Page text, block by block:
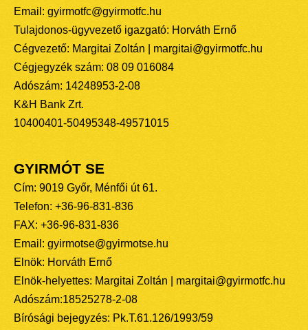
Email: gyirmotfc@gyirmotfc.hu
Tulajdonos-ügyvezető igazgató: Horváth Ernő
Cégvezető: Margitai Zoltán | margitai@gyirmotfc.hu
Cégjegyzék szám: 08 09 016084
Adószám: 14248953-2-08
K&H Bank Zrt.
10400401-50495348-49571015
GYIRMÓT SE
Cím: 9019 Győr, Ménfői út 61.
Telefon: +36-96-831-836
FAX: +36-96-831-836
Email: gyirmotse@gyirmotse.hu
Elnök: Horváth Ernő
Elnök-helyettes: Margitai Zoltán | margitai@gyirmotfc.hu
Adószám:18525278-2-08
Bírósági bejegyzés: Pk.T.61.126/1993/59